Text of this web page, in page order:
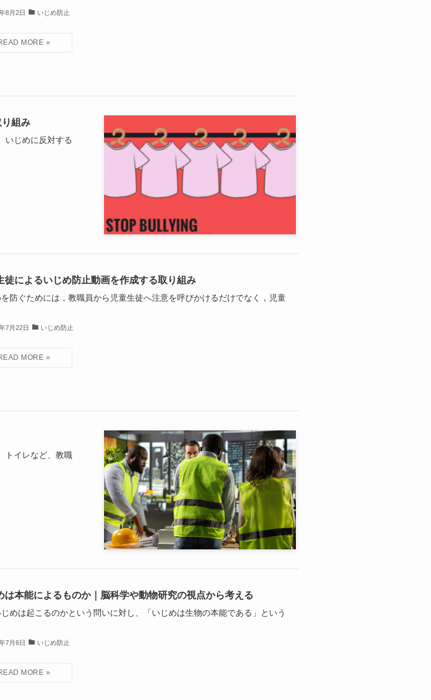
8月2日 いじめ防止
組み
いじめに反対する
徒によるいじめ防止動画を作成する取り組み
防ぐためには，教職員から児童生徒へ注意を呼びかけるだけでなく，児童
7月22日 いじめ防止
トイレなど、教職
は本能によるものか｜脳科学や動物研究の視点から考える
めは起こるのかという問いに対し、「いじめは生物の本能である」という
7月6日 いじめ防止